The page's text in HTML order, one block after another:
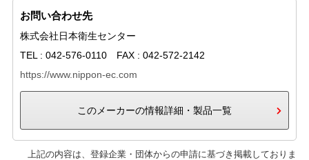
お問い合わせ先
株式会社日本衛生センター
TEL : 042-576-0110 FAX : 042-572-2142
https://www.nippon-ec.com
このメーカーの情報詳細・製品一覧
上記の内容は、登録企業・団体からの申請に基づき掲載しておりま